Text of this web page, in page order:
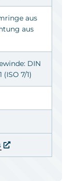
aus
aus
DIN
(ISO 7/1)